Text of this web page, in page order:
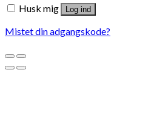
Husk mig
Log ind
Mistet din adgangskode?